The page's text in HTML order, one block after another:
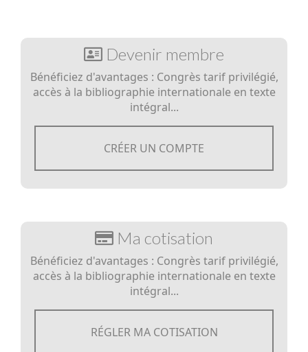
Devenir membre
Bénéficiez d'avantages : Congrès tarif privilégié,
accès à la bibliographie internationale en texte
intégral...
CRÉER UN COMPTE
Ma cotisation
Bénéficiez d'avantages : Congrès tarif privilégié,
accès à la bibliographie internationale en texte
intégral...
RÉGLER MA COTISATION